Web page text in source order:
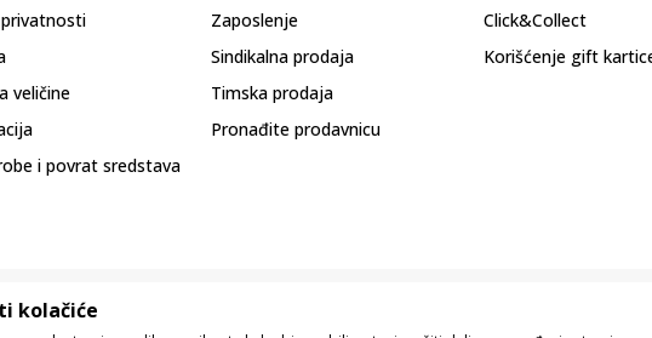
veličine
i povrat sredstava
Zaposlenje
Sindikalna prodaja
Timska prodaja
Pronađite prodavnicu
Click&Collect
Korišćenje gift
kolačiće